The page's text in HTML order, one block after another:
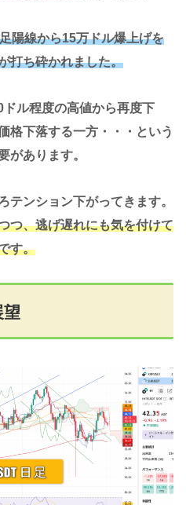
陽線から15万ドル爆上げを
打ち砕かれました。
ル程度の高値から再度下
格下落する一方・・・という
があります。
テンション下がってきます。
つ、逃げ遅れにも気を付けて
す。